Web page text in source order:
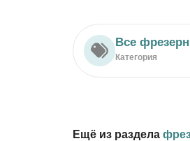
Все
Категория
Ещё из раздела